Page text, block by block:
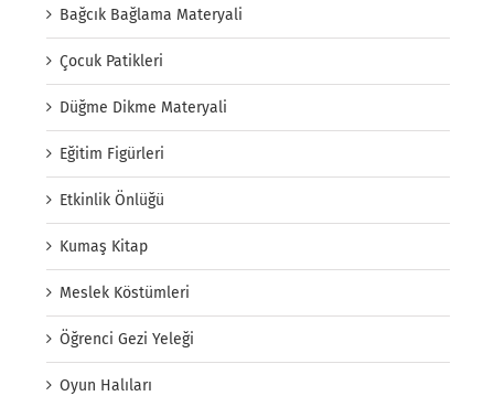
Bağcık Bağlama Materyali
Çocuk Patikleri
Düğme Dikme Materyali
Eğitim Figürleri
Etkinlik Önlüğü
Kumaş Kitap
Meslek Köstümleri
Öğrenci Gezi Yeleği
Oyun Halıları